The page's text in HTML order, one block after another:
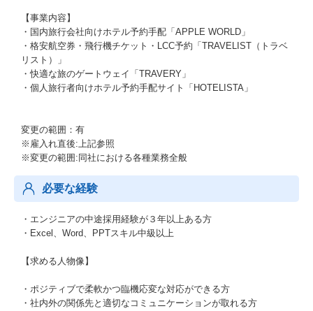
【事業内容】
・国内旅行会社向けホテル予約手配「APPLE WORLD」
・格安航空券・飛行機チケット・LCC予約「TRAVELIST（トラベ
リスト）」
・快適な旅のゲートウェイ「TRAVERY」
・個人旅行者向けホテル予約手配サイト「HOTELISTA」
変更の範囲：有
※雇入れ直後:上記参照
※変更の範囲:同社における各種業務全般
必要な経験
・エンジニアの中途採用経験が３年以上ある方
・Excel、Word、PPTスキル中級以上
【求める人物像】
・ポジティブで柔軟かつ臨機応変な対応ができる方
・社内外の関係先と適切なコミュニケーションが取れる方